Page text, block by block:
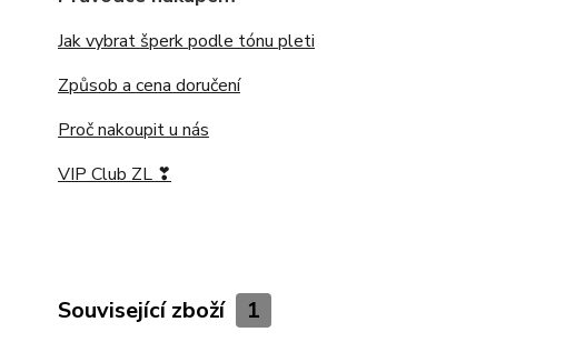
Jak vybrat šperk podle tónu pleti
Způsob a cena doručení
Proč nakoupit u nás
VIP Club ZL ❣
Související zboží 1